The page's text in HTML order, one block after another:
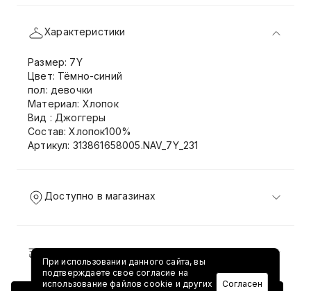
Характеристики
Размер: 7Y
Цвет: Тёмно-синий
пол: девочки
Материал: Хлопок
Вид : Джоггеры
Состав: Хлопок100%
Артикул: 313861658005.NAV_7Y_231
Доступно в магазинах
Доставка и возврат
При использовании данного сайта, вы
подтверждаете свое согласие на
использование файлов cookie и других
Согласен